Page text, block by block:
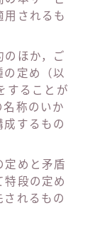
用されるも
のほか，ご
定め（以
することが
称のいか
成するもの
定めと矛盾
特段の定め
れるもの